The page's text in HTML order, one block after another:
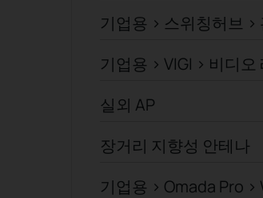
기업용 > 스위칭허브 >
기업용 > VIGI > 비디오
실외 AP
장거리 지향성 안테나
기업용 > Omada Pro >